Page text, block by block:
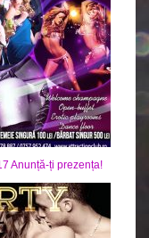
Anunță-ți prezența!